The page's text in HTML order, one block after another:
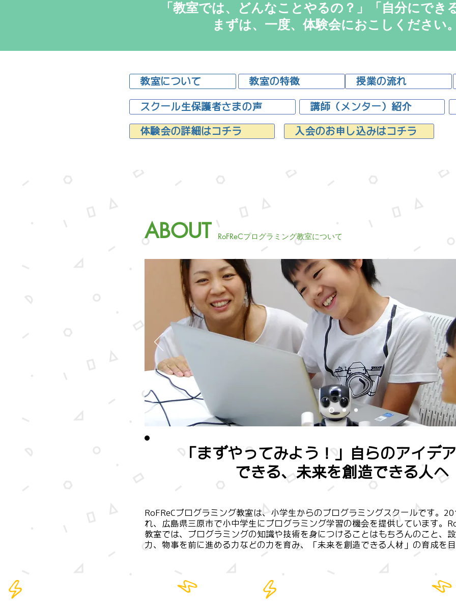
「教室では、どんなことやるの？」「自分にでき
まずは、一度、体験会におこしください
教室について 教室の特徴 授業の流れ
スクール生保護者さまの声 講師（メンター）紹介
体験会の詳細はコチラ
入会のお申し込みはコチラ
ABOUT RoFReCプログラミング教室について
「まずやってみよう！」自らのアイデ
できる、未来を創造できる人へ
RoFReCプログラミング教室は、小学生からのプログラミングスクールです。
れ、広島県三原市で小中学生にプログラミング学習の機会を提供しています。
教室では、プログラミングの知識や技術を身につけることはもちろんのこと、
力、物事を前に進める力などの力を育み、「未来を創造できる人材」の育成を